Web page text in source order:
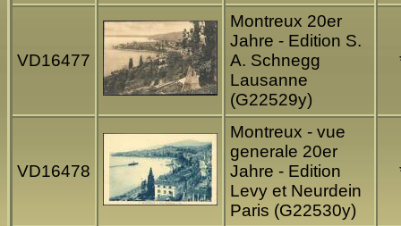
VD16477
Montreux 20er
Jahre - Edition S.
A. Schnegg
Lausanne
(G22529y)
VD16478
Montreux - vue
generale 20er
Jahre - Edition
Levy et Neurdein
Paris (G22530y)